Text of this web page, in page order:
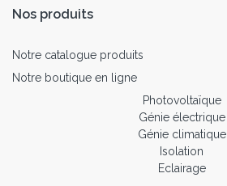
Nos produits
Notre catalogue produits
Notre boutique en ligne
Photovoltaïque
Génie électrique
Génie climatique
Isolation
Eclairage